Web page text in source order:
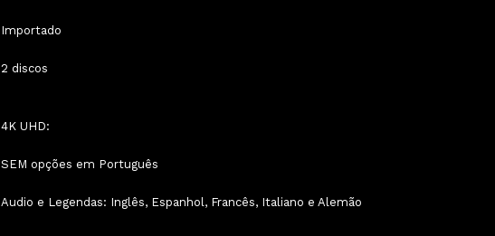
Importado
2 discos
4K UHD:
SEM opções em Português
Audio e Legendas: Inglês, Espanhol, Francês, Italiano e Alemão